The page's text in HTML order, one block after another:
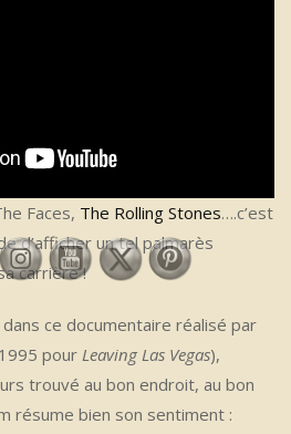
Faces, The Rolling Stones….c’est
d’afficher un tel palmarès
carrière !
ce documentaire réalisé par
pour Leaving Las Vegas),
trouvé au bon endroit, au bon
résume bien son sentiment :